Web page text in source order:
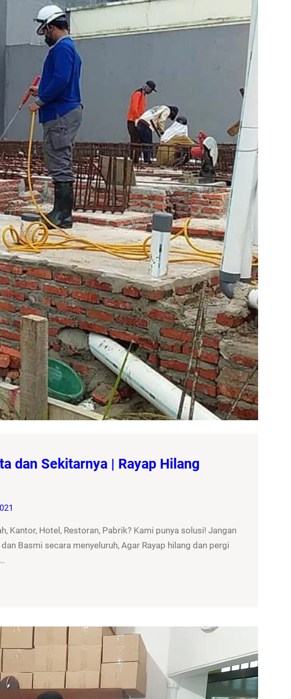
dan Sekitarnya | Rayap Hilang
Kantor, Hotel, Restoran, Pabrik? Kami punya solusi! Jangan
Basmi secara menyeluruh, Agar Rayap hilang dan pergi